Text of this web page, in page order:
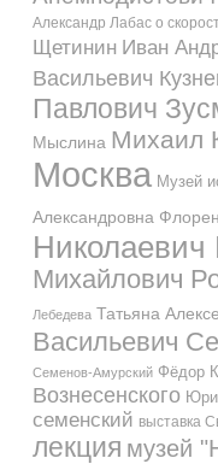
Александр Лабас о
Щетинин Иван
Васильевич
Павлович
Мыслина Михаил
Москва Музей
Александровна
Николаевич
Михайлович
Лебедева Татьяна
Васильевич
Семенов-Амурский Фёдор
Вознесенского
семенский выставка
лекция музей